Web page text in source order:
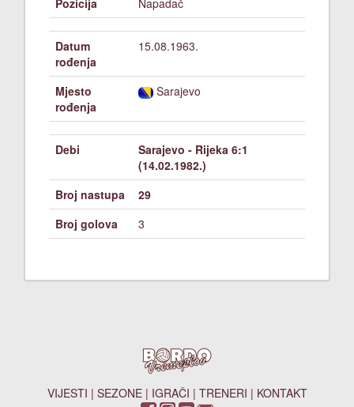
Pozicija
Napadač
Datum
rođenja
15.08.1963.
Mjesto
rođenja
Sarajevo
Debi
Sarajevo - Rijeka 6:1
(14.02.1982.)
Broj nastupa
29
Broj golova
3
VIJESTI | SEZONE| IGRAČI | TRENERI | KONTAKT